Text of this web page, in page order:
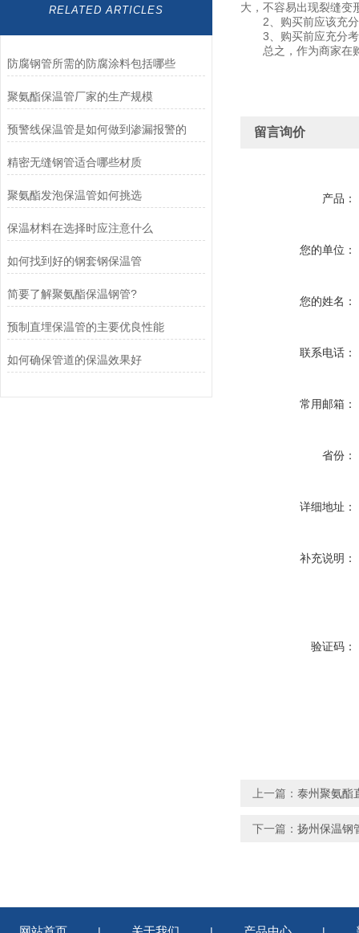
RELATED ARTICLES
防腐钢管所需的防腐涂料包括哪些
聚氨酯保温管厂家的生产规模
预警线保温管是如何做到渗漏报警的
精密无缝钢管适合哪些材质
聚氨酯发泡保温管如何挑选
保温材料在选择时应注意什么
如何找到好的钢套钢保温管
简要了解聚氨酯保温钢管?
预制直埋保温管的主要优良性能
如何确保管道的保温效果好
大，不容易出现裂缝变
2、购买前应该充分
3、购买前应充分考
总之，作为商家在购
留言询价
产品：
您的单位：
您的姓名：
联系电话：
常用邮箱：
省份：
详细地址：
补充说明：
验证码：
上一篇： 泰州聚氨酯
下一篇： 扬州保温钢